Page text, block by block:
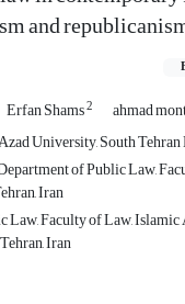
and
Erfan Shams2 ahmad
University, South Tehran
of Public Law,
Iran
Law, Faculty of Law,
Iran